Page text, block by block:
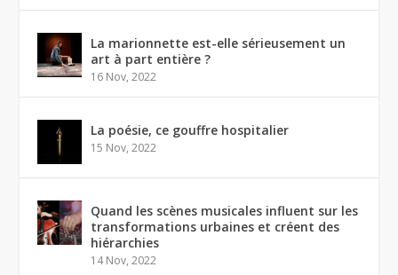
La marionnette est-elle sérieusement un
art à part entière ?
16 Nov, 2022
La poésie, ce gouffre hospitalier
15 Nov, 2022
Quand les scènes musicales influent sur les
transformations urbaines et créent des
hiérarchies
14 Nov, 2022